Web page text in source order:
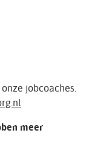
jobcoaches.
meer